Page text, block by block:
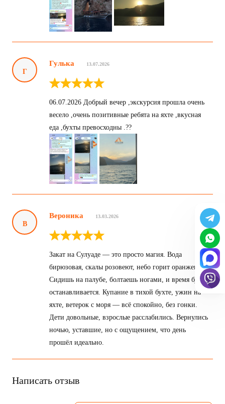
Г
Гулька 13.07.2026
06.07.2026 Добрый вечер ,экскурсия прошла очень
весело ,очень позитивные ребята на яхте ,вкусная
еда ,бухты превосходны .??
В
Вероника 13.03.2026
Закат на Сулуаде — это просто магия. Вода
бирюзовая, скалы розовеют, небо горит оранжевым.
Сидишь на палубе, болтаешь ногами, и время будто
останавливается. Купание в тихой бухте, ужин на
яхте, ветерок с моря — всё спокойно, без гонки.
Дети довольные, взрослые расслабились. Вернулись
ночью, уставшие, но с ощущением, что день
прошёл идеально.
Написать отзыв